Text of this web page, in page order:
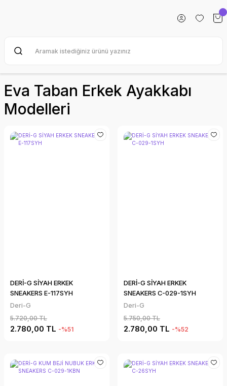
Eva Taban Erkek Ayakkabı
Modelleri
DERİ-G SİYAH ERKEK
SNEAKERS E-117SYH
Deri-G
5.720,00 TL
2.780,00 TL -%51
DERİ-G SİYAH ERKEK
SNEAKERS C-029-1SYH
Deri-G
5.750,00 TL
2.780,00 TL -%52